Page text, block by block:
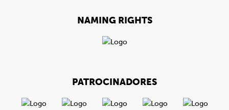
NAMING RIGHTS
PATROCINADORES